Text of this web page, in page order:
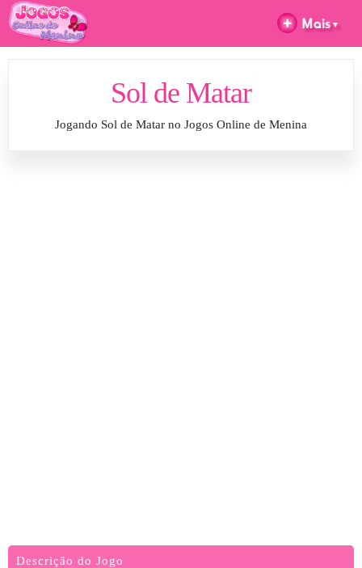
Sol de Matar
Jogando Sol de Matar no Jogos Online de Menina
Descrição do Jogo